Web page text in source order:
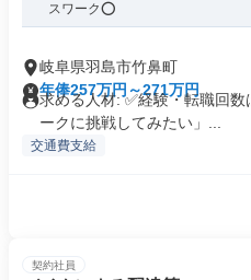
スワーク⭕️
岐阜県羽島市竹鼻町
年俸257万円～271万円
求める人材: ✅経験・転職回
ークに挑戦してみたい」...
交通費支給
契約社員